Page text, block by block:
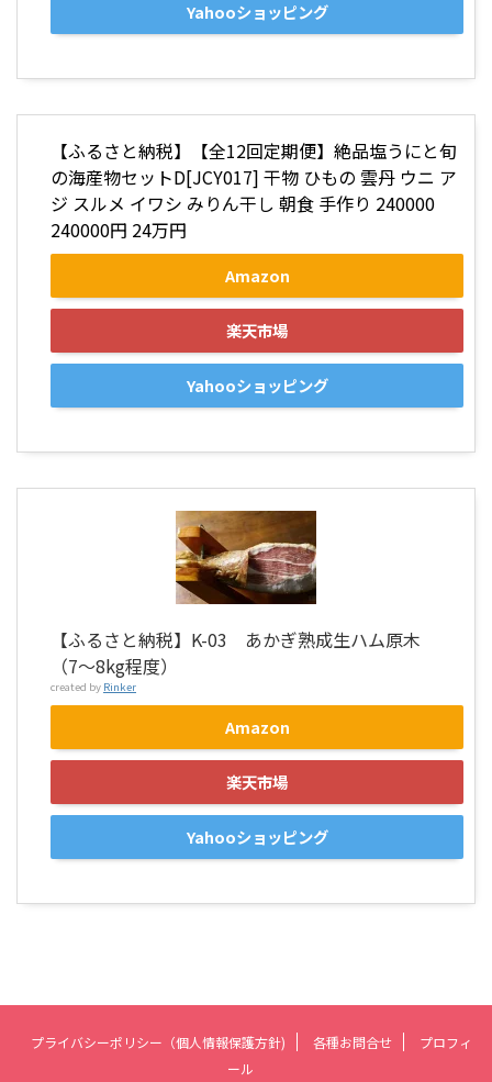
Yahooショッピング
【ふるさと納税】【全12回定期便】絶品塩うにと旬
の海産物セットD[JCY017] 干物 ひもの 雲丹 ウニ ア
ジ スルメ イワシ みりん干し 朝食 手作り 240000
240000円 24万円
Amazon
楽天市場
Yahooショッピング
【ふるさと納税】K-03 あかぎ熟成生ハム原木
（7〜8kg程度）
created by Rinker
Amazon
楽天市場
Yahooショッピング
プライバシーポリシー（個人情報保護方針) 各種お問合せ
プロフィ
ール